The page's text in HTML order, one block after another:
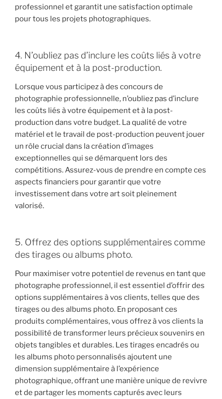
professionnel et garantit une satisfaction optimale
pour tous les projets photographiques.
4. N’oubliez pas d’inclure les coûts liés à votre
équipement et à la post-production.
Lorsque vous participez à des concours de
photographie professionnelle, n’oubliez pas d’inclure
les coûts liés à votre équipement et à la post-
production dans votre budget. La qualité de votre
matériel et le travail de post-production peuvent jouer
un rôle crucial dans la création d’images
exceptionnelles qui se démarquent lors des
compétitions. Assurez-vous de prendre en compte ces
aspects financiers pour garantir que votre
investissement dans votre art soit pleinement
valorisé.
5. Offrez des options supplémentaires comme
des tirages ou albums photo.
Pour maximiser votre potentiel de revenus en tant que
photographe professionnel, il est essentiel d’offrir des
options supplémentaires à vos clients, telles que des
tirages ou des albums photo. En proposant ces
produits complémentaires, vous offrez à vos clients la
possibilité de transformer leurs précieux souvenirs en
objets tangibles et durables. Les tirages encadrés ou
les albums photo personnalisés ajoutent une
dimension supplémentaire à l’expérience
photographique, offrant une manière unique de revivre
et de partager les moments capturés avec leurs